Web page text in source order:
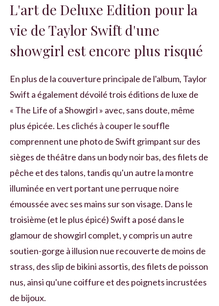
L'art de Deluxe Edition pour la
vie de Taylor Swift d'une
showgirl est encore plus risqué
En plus de la couverture principale de l'album, Taylor
Swift a également dévoilé trois éditions de luxe de
« The Life of a Showgirl » avec, sans doute, même
plus épicée. Les clichés à couper le souffle
comprennent une photo de Swift grimpant sur des
sièges de théâtre dans un body noir bas, des filets de
pêche et des talons, tandis qu'un autre la montre
illuminée en vert portant une perruque noire
émoussée avec ses mains sur son visage. Dans le
troisième (et le plus épicé) Swift a posé dans le
glamour de showgirl complet, y compris un autre
soutien-gorge à illusion nue recouverte de moins de
strass, des slip de bikini assortis, des filets de poisson
nus, ainsi qu'une coiffure et des poignets incrustées
de bijoux.